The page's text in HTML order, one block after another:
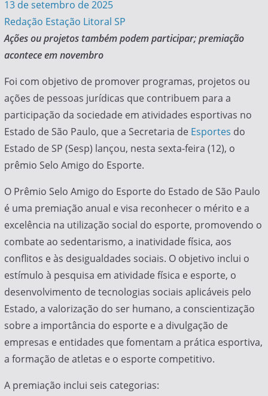
13 de setembro de 2025
Redação Estação Litoral SP
Ações ou projetos também podem participar; premiação
acontece em novembro
Foi com objetivo de promover programas, projetos ou
ações de pessoas jurídicas que contribuem para a
participação da sociedade em atividades esportivas no
Estado de São Paulo, que a Secretaria de Esportes do
Estado de SP (Sesp) lançou, nesta sexta-feira (12), o
prêmio Selo Amigo do Esporte.
O Prêmio Selo Amigo do Esporte do Estado de São Paulo
é uma premiação anual e visa reconhecer o mérito e a
excelência na utilização social do esporte, promovendo o
combate ao sedentarismo, a inatividade física, aos
conflitos e às desigualdades sociais. O objetivo inclui o
estímulo à pesquisa em atividade física e esporte, o
desenvolvimento de tecnologias sociais aplicáveis pelo
Estado, a valorização do ser humano, a conscientização
sobre a importância do esporte e a divulgação de
empresas e entidades que fomentam a prática esportiva,
a formação de atletas e o esporte competitivo.
A premiação inclui seis categorias: